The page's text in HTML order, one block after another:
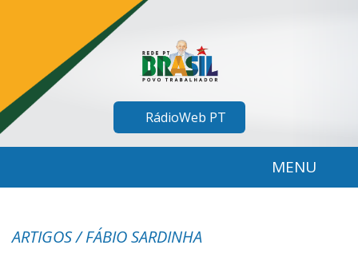
RádioWeb PT
MENU
ARTIGOS / FÁBIO SARDINHA